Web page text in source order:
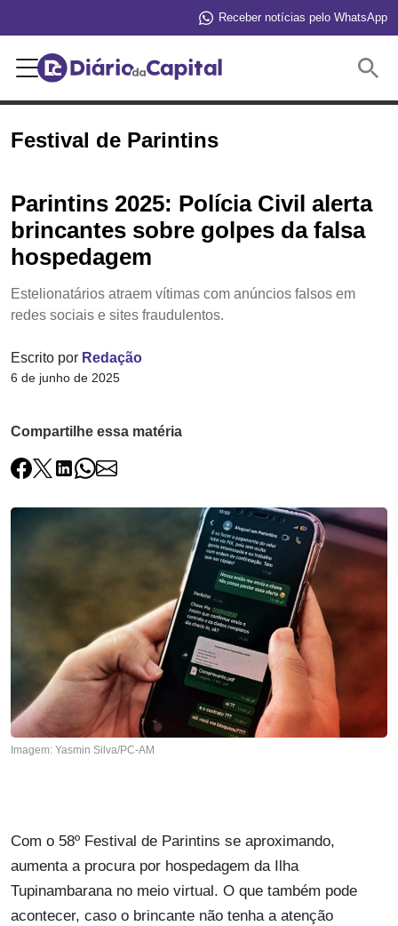
Receber notícias pelo WhatsApp
Festival de Parintins
Parintins 2025: Polícia Civil alerta
brincantes sobre golpes da falsa
hospedagem
Estelionatários atraem vítimas com anúncios falsos em
redes sociais e sites fraudulentos.
Escrito por Redação
6 de junho de 2025
Compartilhe essa matéria
Imagem: Yasmin Silva/PC-AM
Com o 58º Festival de Parintins se aproximando,
aumenta a procura por hospedagem da Ilha
Tupinambarana no meio virtual. O que também pode
acontecer, caso o brincante não tenha a atenção